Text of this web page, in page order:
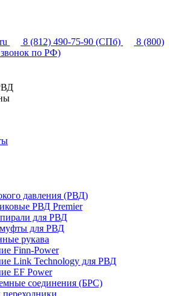
8 (812) 490-75-90 (СПб)
8 (800)
по РФ)
давления (РВД)
РВД Premier
для РВД
для РВД
рукава
Finn-Power
Link Technology для РВД
EF Power
соединения (БРС)